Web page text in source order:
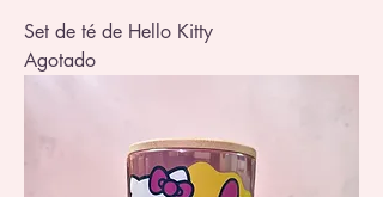
Set de té de Hello Kitty
Agotado